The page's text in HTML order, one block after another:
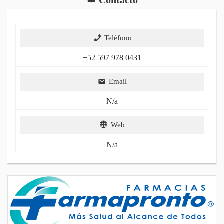
Teléfono
+52 597 978 0431
Email
N/a
Web
N/a